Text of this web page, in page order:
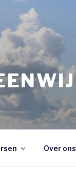
Over ons